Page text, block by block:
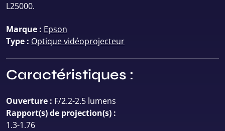
L25000.
Marque : Epson
Type : Optique vidéoprojecteur
Caractéristiques :
Ouverture : F/2.2-2.5 lumens
Rapport(s) de projection(s) :
1.3-1.76